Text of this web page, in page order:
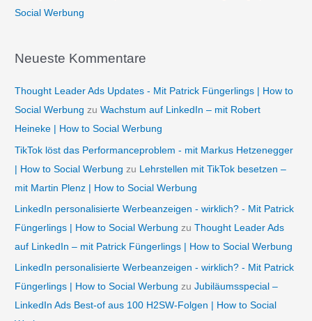
Social Werbung
Neueste Kommentare
Thought Leader Ads Updates - Mit Patrick Füngerlings | How to
Social Werbung zuWachstum auf LinkedIn – mit Robert
Heineke | How to Social Werbung
TikTok löst das Performanceproblem - mit Markus Hetzenegger
| How to Social Werbung zu Lehrstellen mit TikTok besetzen –
mit Martin Plenz | How to Social Werbung
LinkedIn personalisierte Werbeanzeigen - wirklich? - Mit Patrick
Füngerlings | How to Social Werbung zuThought Leader Ads
auf LinkedIn – mit Patrick Füngerlings | How to Social Werbung
LinkedIn personalisierte Werbeanzeigen - wirklich? - Mit Patrick
Füngerlings | How to Social Werbung zuJubiläumsspecial –
LinkedIn Ads Best-of aus 100 H2SW-Folgen | How to Social